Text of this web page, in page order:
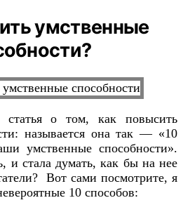
умственные
статья о том, как повысить
называется она так — «10
умственные способности».
и стала думать, как бы на нее
Вот сами посмотрите, я
10 способов: